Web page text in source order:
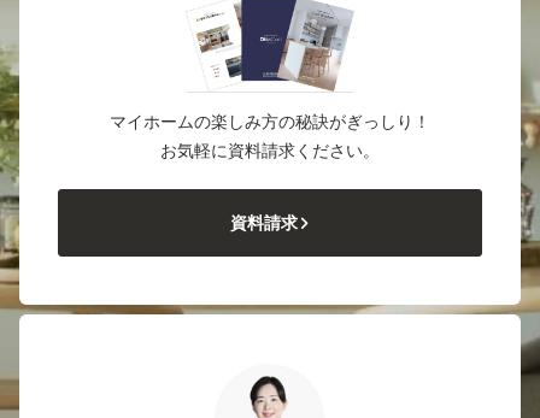
マイホームの楽しみ方の秘訣がぎっしり！
お気軽に資料請求ください。
資料請求